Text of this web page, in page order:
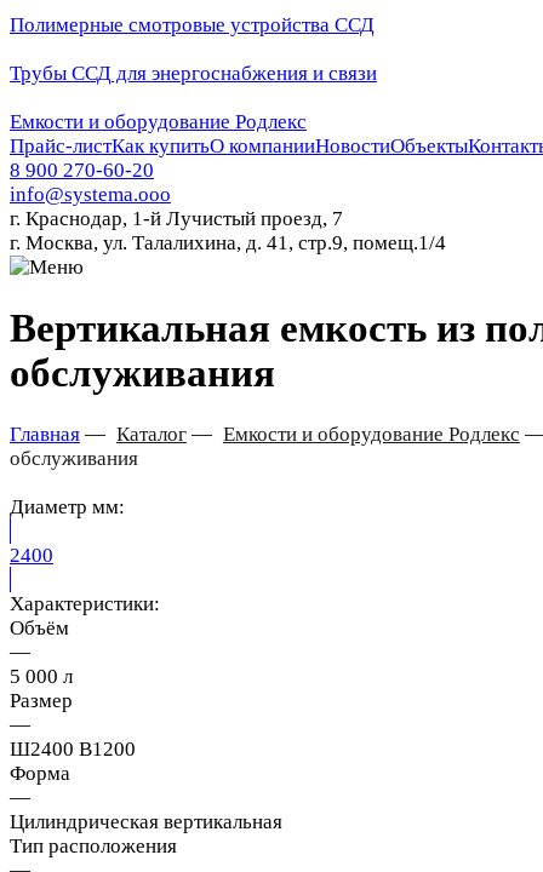
Полимерные смотровые устройства ССД
Трубы ССД для энергоснабжения и связи
Емкости и оборудование Родлекс
Прайс-листКак купитьО компанииНовостиОбъекты
8 900 270-60-20
info@systema.ooo
г. Краснодар, 1-й Лучистый проезд, 7
г. Москва, ул. Талалихина, д. 41, стр.9, помещ.1/4
Вертикальная емкость из
обслуживания
Главная — Каталог— Емкости и оборудование Родлекс
обслуживания
Диаметр мм:
2400
Характеристики:
Объём
—
5 000 л
Размер
—
Ш2400 В1200
Форма
—
Цилиндрическая вертикальная
Тип расположения